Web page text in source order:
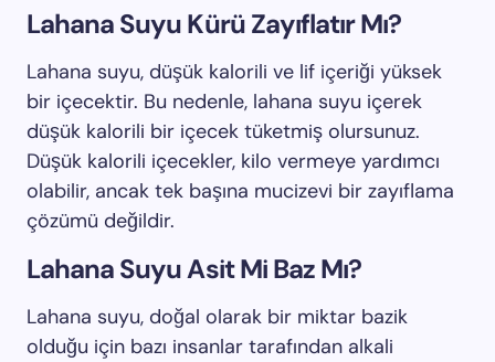
Lahana Suyu Kürü Zayıflatır Mı?
Lahana suyu, düşük kalorili ve lif içeriği yüksek
bir içecektir. Bu nedenle, lahana suyu içerek
düşük kalorili bir içecek tüketmiş olursunuz.
Düşük kalorili içecekler, kilo vermeye yardımcı
olabilir, ancak tek başına mucizevi bir zayıflama
çözümü değildir.
Lahana Suyu Asit Mi Baz Mı?
Lahana suyu, doğal olarak bir miktar bazik
olduğu için bazı insanlar tarafından alkali